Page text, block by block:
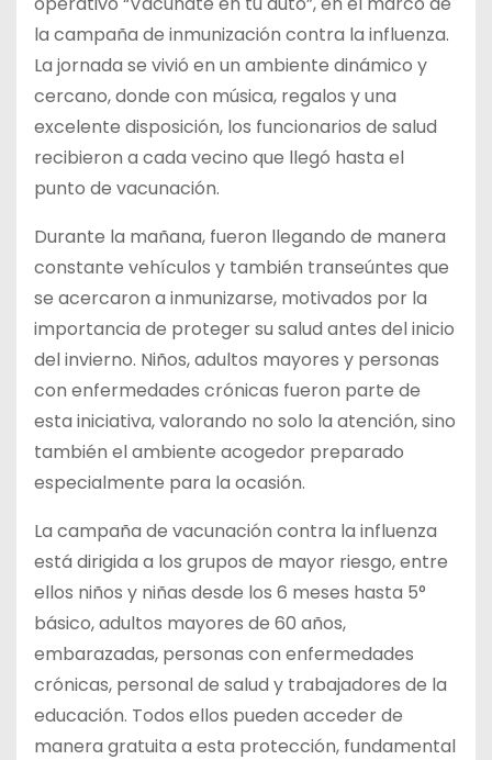
la campaña de inmunización contra la influenza.
La jornada se vivió en un ambiente dinámico y
cercano, donde con música, regalos y una
excelente disposición, los funcionarios de salud
recibieron a cada vecino que llegó hasta el
punto de vacunación.
Durante la mañana, fueron llegando de manera
constante vehículos y también transeúntes que
se acercaron a inmunizarse, motivados por la
importancia de proteger su salud antes del inicio
del invierno. Niños, adultos mayores y personas
con enfermedades crónicas fueron parte de
esta iniciativa, valorando no solo la atención, sino
también el ambiente acogedor preparado
especialmente para la ocasión.
La campaña de vacunación contra la influenza
está dirigida a los grupos de mayor riesgo, entre
ellos niños y niñas desde los 6 meses hasta 5°
básico, adultos mayores de 60 años,
embarazadas, personas con enfermedades
crónicas, personal de salud y trabajadores de la
educación. Todos ellos pueden acceder de
manera gratuita a esta protección, fundamental